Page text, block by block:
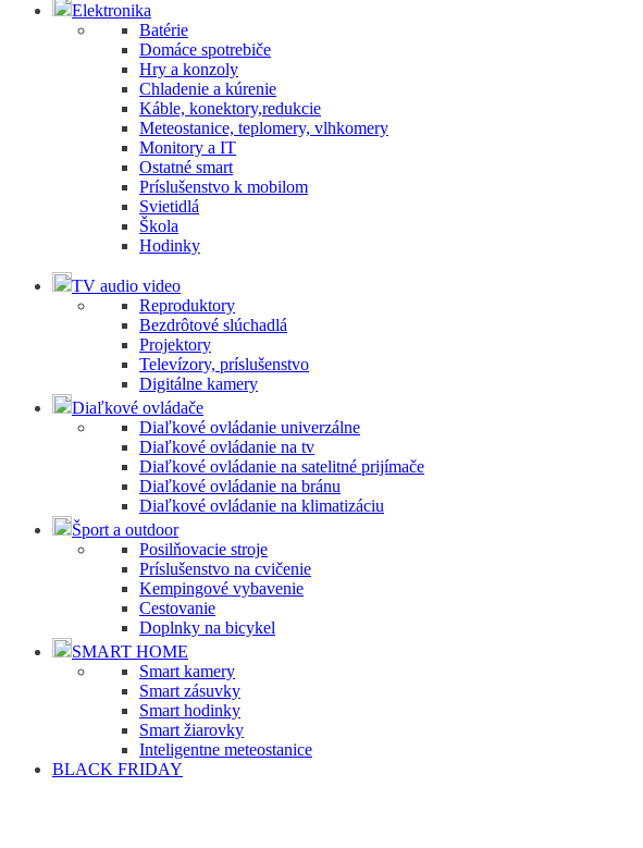
Elektronika
Batérie
Domáce spotrebiče
Hry a konzoly
Chladenie a kúrenie
Káble, konektory,redukcie
Meteostanice, teplomery, vlhkomery
Monitory a IT
Ostatné smart
Príslušenstvo k mobilom
Svietidlá
Škola
Hodinky
TV audio video
Reproduktory
Bezdrôtové slúchadlá
Projektory
Televízory, príslušenstvo
Digitálne kamery
Diaľkové ovládače
Diaľkové ovládanie univerzálne
Diaľkové ovládanie na tv
Diaľkové ovládanie na satelitné prijímače
Diaľkové ovládanie na bránu
Diaľkové ovládanie na klimatizáciu
Šport a outdoor
Posilňovacie stroje
Príslušenstvo na cvičenie
Kempingové vybavenie
Cestovanie
Doplnky na bicykel
SMART HOME
Smart kamery
Smart zásuvky
Smart hodinky
Smart žiarovky
Inteligentne meteostanice
BLACK FRIDAY